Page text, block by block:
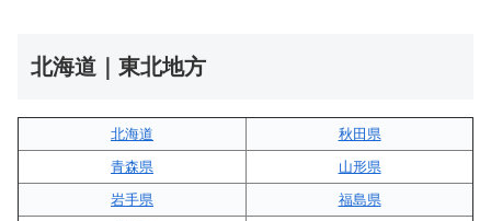
北海道｜東北地方
北海道
秋田県
青森県
山形県
岩手県
福島県